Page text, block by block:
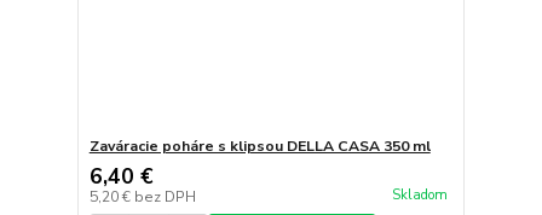
Zaváracie poháre s klipsou DELLA CASA 350 ml
6,40 €
5,20 € bez DPH Skladom